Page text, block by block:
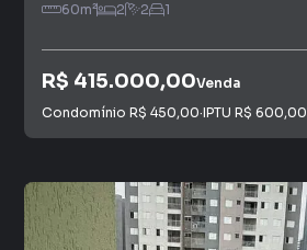
60m² 2 2 1
R$ 415.000,00Venda
Condomínio R$ 450,00·IPTU R$ 600,00